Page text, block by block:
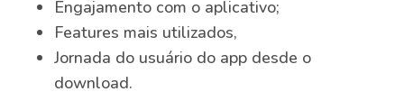
Engajamento com o aplicativo;
Features mais utilizados,
Jornada do usuário do app desde o
download.